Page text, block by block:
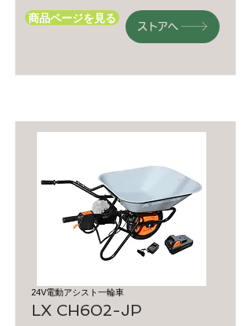
商品ページを見る
ストアへ
24V電動アシスト一輪車
LX CH602-JP